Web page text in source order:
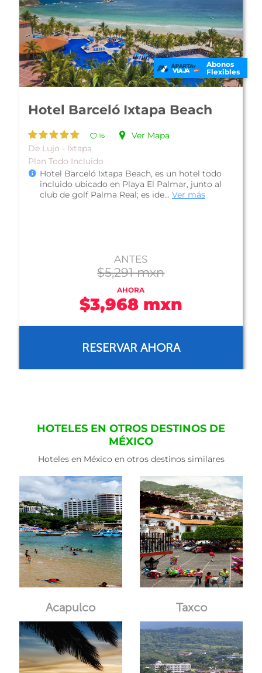
Abonos
Flexibles
Hotel Park Royal Ixtapa
21
Ver Mapa
De Lujo - Ixtapa
Plan Todo Incluido
Hotel Park Royal Ixtapa, se encuentra en la
zona hotelera de Ixtapa-Zihuatanejo, dentro de
la Bahía el Palmar y está a pie... Ver más
ANTES
$8,482 mxn
AHORA
$5,193 mxn
RESERVAR AHORA
HOTELES EN OTROS DESTINOS DE
MÉXICO
Hoteles en México en otros destinos similares
Acapulco Taxco